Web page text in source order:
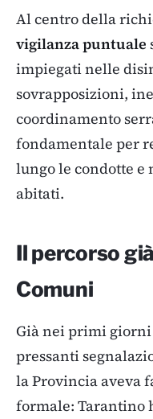
Al centro della
vigilanza puntuale
impiegati nelle
sovrapposizioni,
coordinamento
fondamentale per
lungo le condotte
abitati.
Il percorso
Comuni
Già nei primi
pressanti
la Provincia aveva
formale: Tarantino